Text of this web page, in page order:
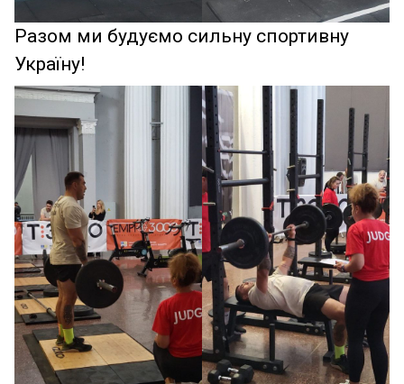
Разом ми будуємо сильну спортивну
Україну!